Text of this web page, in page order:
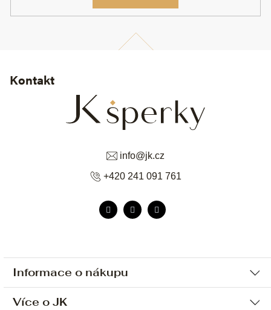
Informace o nákupu
Ochrana osobních údajů
Více o JK
Kontakt
info@jk.cz
+420 241 091 761